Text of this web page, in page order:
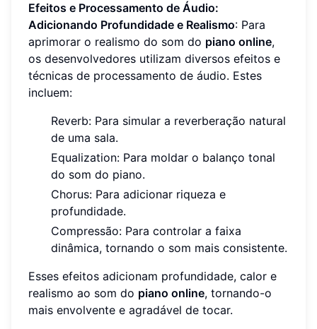
Efeitos e Processamento de Áudio:
Adicionando Profundidade e Realismo: Para
aprimorar o realismo do som do piano online,
os desenvolvedores utilizam diversos efeitos e
técnicas de processamento de áudio. Estes
incluem:
Reverb: Para simular a reverberação natural
de uma sala.
Equalization: Para moldar o balanço tonal
do som do piano.
Chorus: Para adicionar riqueza e
profundidade.
Compressão: Para controlar a faixa
dinâmica, tornando o som mais consistente.
Esses efeitos adicionam profundidade, calor e
realismo ao som do piano online, tornando-o
mais envolvente e agradável de tocar.